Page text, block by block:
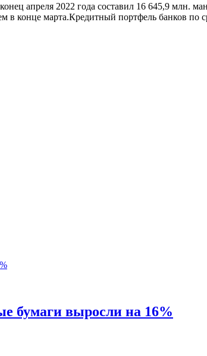
апреля 2022 года составил 16 645,9 млн.
конце марта.Кредитный портфель банков по
бумаги выросли на 16%